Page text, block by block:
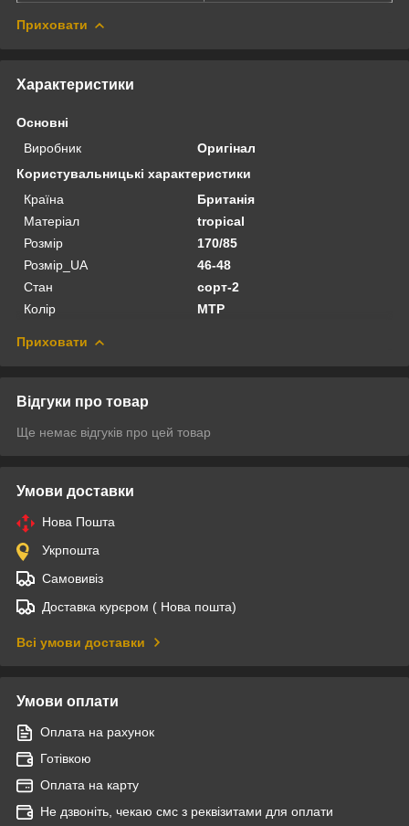
Приховати
Характеристики
Основні
Виробник
Оригінал
Користувальницькі характеристики
Країна
Британія
Матеріал
tropical
Розмір
170/85
Розмір_UA
46-48
Стан
сорт-2
Колір
MTP
Приховати
Відгуки про товар
Ще немає відгуків про цей товар
Умови доставки
Нова Пошта
Укрпошта
Самовивіз
Доставка курєром ( Нова пошта)
Всі умови доставки
Умови оплати
Оплата на рахунок
Готівкою
Оплата на карту
Не дзвоніть, чекаю смс з реквізитами для оплати